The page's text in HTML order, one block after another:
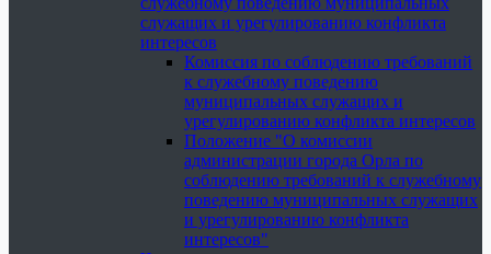
служащих и урегулированию конфликта
интересов
Комиссия по соблюдению требований
к служебному поведению
муниципальных служащих и
урегулированию конфликта интересов
Положение "О комиссии
администрации города Орла по
соблюдению требований к служебному
поведению муниципальных служащих
и урегулированию конфликта
интересов"